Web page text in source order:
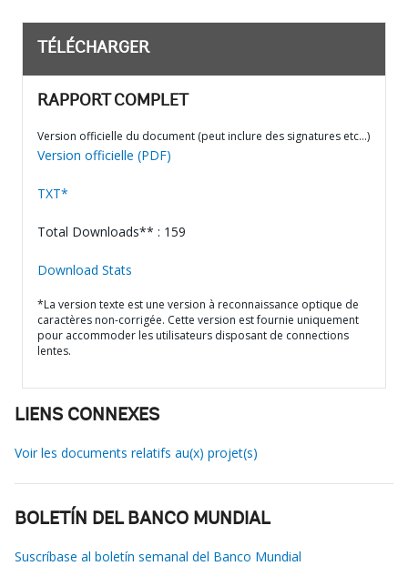
TÉLÉCHARGER
RAPPORT COMPLET
Version officielle du document (peut inclure des signatures etc…)
Version officielle (PDF)
TXT*
Total Downloads** : 159
Download Stats
*La version texte est une version à reconnaissance optique de
caractères non-corrigée. Cette version est fournie uniquement
pour accommoder les utilisateurs disposant de connections
lentes.
LIENS CONNEXES
Voir les documents relatifs au(x) projet(s)
BOLETÍN DEL BANCO MUNDIAL
Suscríbase al boletín semanal del Banco Mundial